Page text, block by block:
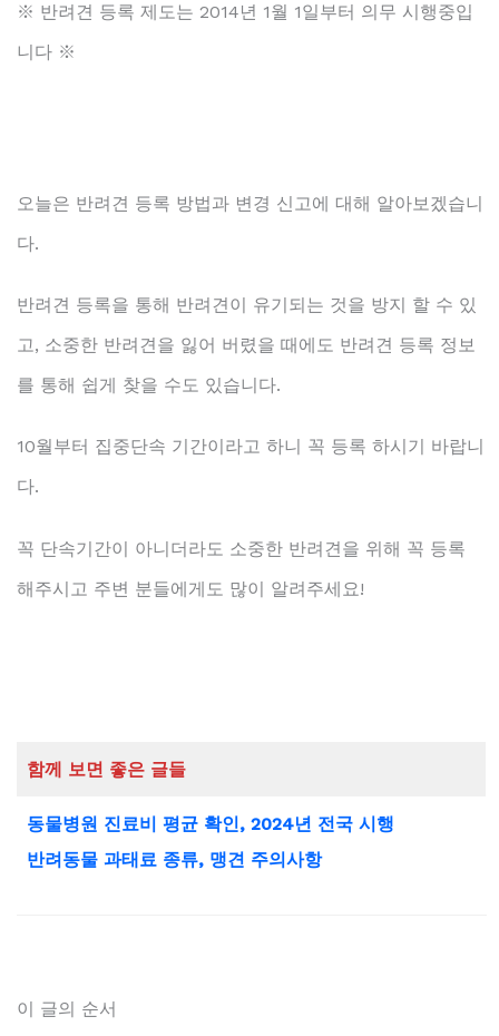
※ 반려견 등록 제도는 2014년 1월 1일부터 의무 시행중입
니다 ※
오늘은 반려견 등록 방법과 변경 신고에 대해 알아보겠습니
다.
반려견 등록을 통해 반려견이 유기되는 것을 방지 할 수 있
고, 소중한 반려견을 잃어 버렸을 때에도 반려견 등록 정보
를 통해 쉽게 찾을 수도 있습니다.
10월부터 집중단속 기간이라고 하니 꼭 등록 하시기 바랍니
다.
꼭 단속기간이 아니더라도 소중한 반려견을 위해 꼭 등록
해주시고 주변 분들에게도 많이 알려주세요!
함께 보면 좋은 글들
동물병원 진료비 평균 확인, 2024년 전국 시행
반려동물 과태료 종류, 맹견 주의사항
이 글의 순서